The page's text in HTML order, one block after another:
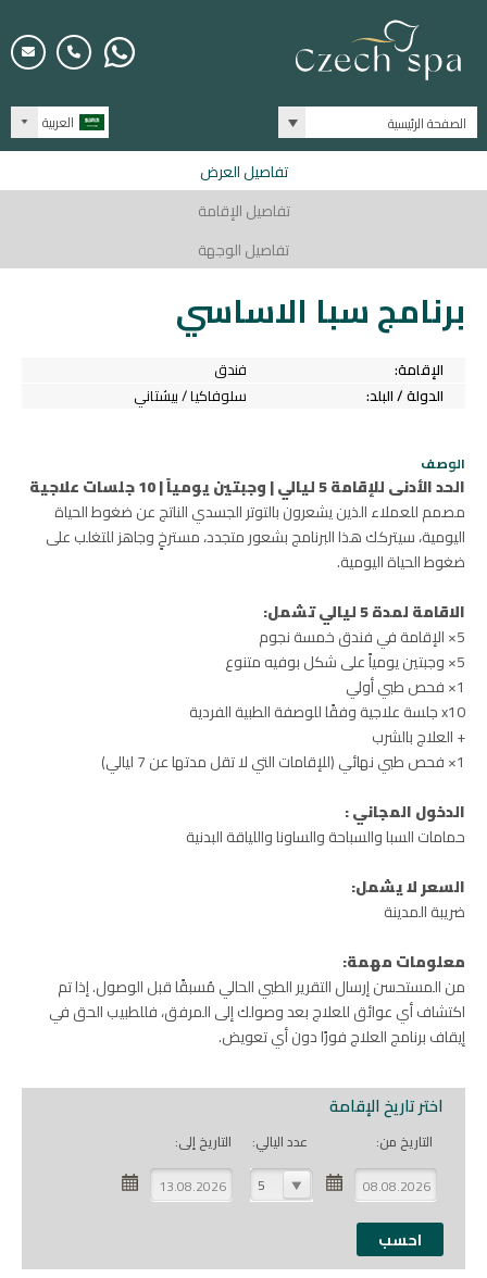
العربية الصفحة الرئيسية
تفاصيل العرض
تفاصيل الإقامة
تفاصيل الوجهة
برنامج سبا الاساسي
الإقامة:
فندق
الدولة / البلد:
سلوفاكيا / بيشتاني
الوصف
الحد الأدنى للإقامة 5 ليالي | وجبتين يومياً | 10 جلسات علاجية
مصمم للعملاء الذين يشعرون بالتوتر الجسدي الناتج عن ضغوط الحياة
اليومية، سيتركك هذا البرنامج بشعور متجدد، مسترخٍ وجاهز للتغلب على
ضغوط الحياة اليومية.
الاقامة لمدة 5 ليالي تشمل:
5× الإقامة في فندق خمسة نجوم
5× وجبتين يومياً على شكل بوفيه متنوع
1× فحص طبي أولي
x10 جلسة علاجية وفقًا للوصفة الطبية الفردية
+ العلاج بالشرب
1× فحص طبي نهائي (للإقامات التي لا تقل مدتها عن 7 ليالي)
الدخول المجاني :
حمامات السبا والسباحة والساونا واللياقة البدنية
السعر لا يشمل:
ضريبة المدينة
معلومات مهمة:
من المستحسن إرسال التقرير الطبي الحالي مُسبقًا قبل الوصول. إذا تم
اكتشاف أي عوائق للعلاج بعد وصولك إلى المرفق، فللطبيب الحق في
إيقاف برنامج العلاج فورًا دون أي تعويض.
اختر تاريخ الإقامة
التاريخ من:
عدد اليالي:
5
التاريخ إلى: